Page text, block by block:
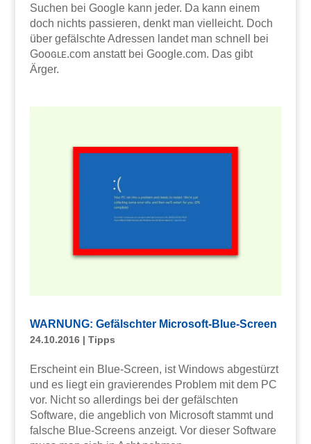
Suchen bei Google kann jeder. Da kann einem
doch nichts passieren, denkt man vielleicht. Doch
über gefälschte Adressen landet man schnell bei
Gᴏᴏɢʟᴇ.com anstatt bei Google.com. Das gibt
Ärger.
WARNUNG: Gefälschter Microsoft-Blue-Screen
24.10.2016| Tipps
Erscheint ein Blue-Screen, ist Windows abgestürzt
und es liegt ein gravierendes Problem mit dem PC
vor. Nicht so allerdings bei der gefälschten
Software, die angeblich von Microsoft stammt und
falsche Blue-Screens anzeigt. Vor dieser Software